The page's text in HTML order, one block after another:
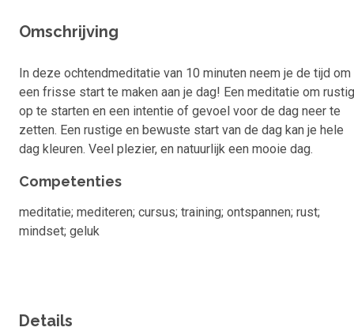
Omschrijving
In deze ochtendmeditatie van 10 minuten neem je de tijd om
een frisse start te maken aan je dag! Een meditatie om rustig
op te starten en een intentie of gevoel voor de dag neer te
zetten. Een rustige en bewuste start van de dag kan je hele
dag kleuren. Veel plezier, en natuurlijk een mooie dag.
Competenties
meditatie; mediteren; cursus; training; ontspannen; rust;
mindset; geluk
Details